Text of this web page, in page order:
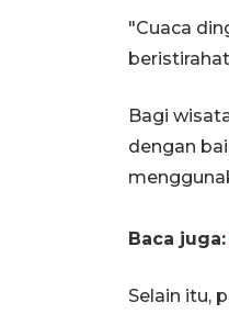
"Cuaca
Bagi
dengan
Baca juga:
Selain itu,